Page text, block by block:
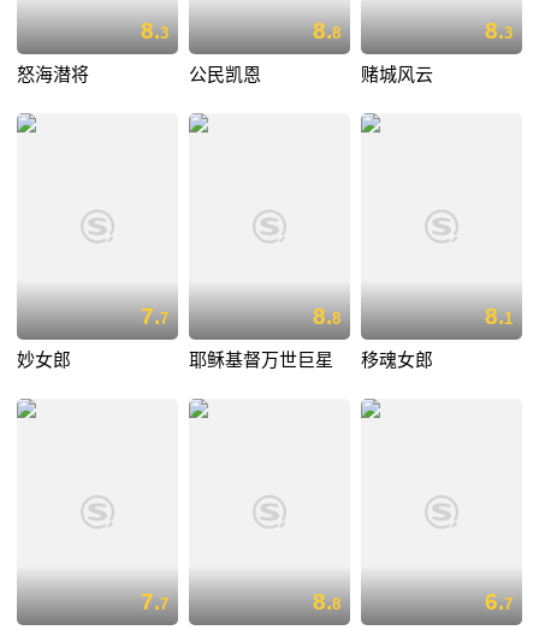
8.3
怒海潜将
8.8
公民凯恩
8.3
赌城风云
7.7
妙女郎
8.8
耶稣基督万世巨星
8.1
移魂女郎
7.7 8.8 6.7